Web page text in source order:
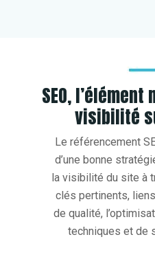
SEO,
visibilité
Le référencement
d’une bonne
la visibilité du site à
clés pertinents,
de qualité,
techniques et de